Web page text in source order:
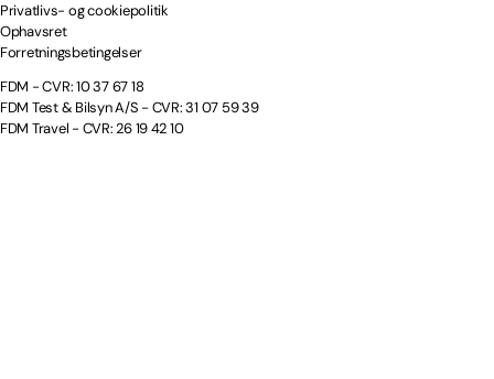
Privatlivs- og cookiepolitik
Ophavsret
Forretningsbetingelser
FDM - CVR: 10 37 67 18
FDM Test & Bilsyn A/S - CVR: 31 07 59 39
FDM Travel - CVR: 26 19 42 10